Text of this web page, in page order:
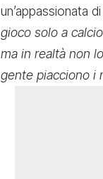
un’appassionata
gioco solo a
ma in realtà non
gente piacciono i